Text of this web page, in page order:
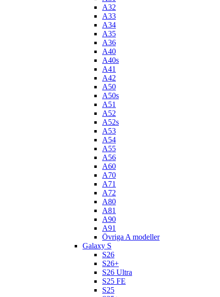
A32
A33
A34
A35
A36
A40
A40s
A41
A42
A50
A50s
A51
A52
A52s
A53
A54
A55
A56
A60
A70
A71
A72
A80
A81
A90
A91
Övriga A modeller
Galaxy S
S26
S26+
S26 Ultra
S25 FE
S25